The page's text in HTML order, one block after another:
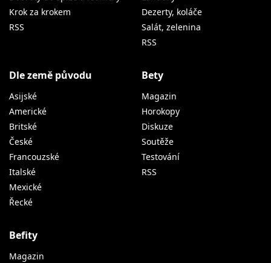
Krok za krokem
RSS
Dezerty, koláče
Salát, zelenina
RSS
Dle země původu
Asijské
Americké
Britské
České
Francouzské
Italské
Mexické
Řecké
Bety
Magazin
Horokopy
Diskuze
Soutěže
Testování
RSS
Befity
Magazin